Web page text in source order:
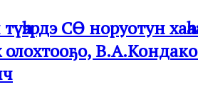
СӨ норуотун
олохтооҕо,